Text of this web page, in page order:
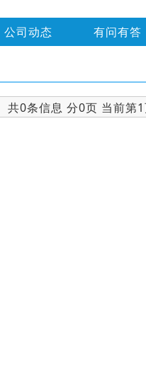
公司动态 有问有答
共0条信息 分0页 当前第